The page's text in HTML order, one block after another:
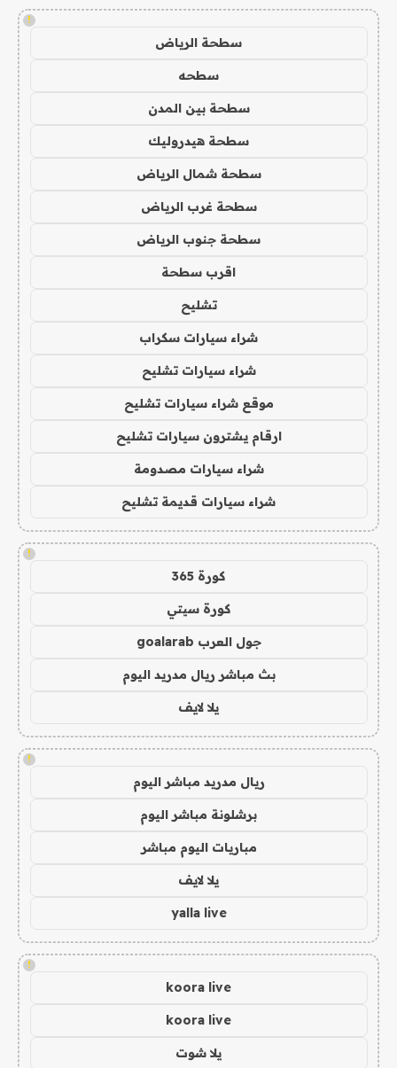
!
سطحة الرياض
سطحه
سطحة بين المدن
سطحة هيدروليك
سطحة شمال الرياض
سطحة غرب الرياض
سطحة جنوب الرياض
اقرب سطحة
تشليح
شراء سيارات سكراب
شراء سيارات تشليح
موقع شراء سيارات تشليح
ارقام يشترون سيارات تشليح
شراء سيارات مصدومة
شراء سيارات قديمة تشليح
!
كورة 365
كورة سيتي
جول العرب goalarab
بث مباشر ريال مدريد اليوم
يلا لايف
!
ريال مدريد مباشر اليوم
برشلونة مباشر اليوم
مباريات اليوم مباشر
يلا لايف
yalla live
!
koora live
koora live
يلا شوت